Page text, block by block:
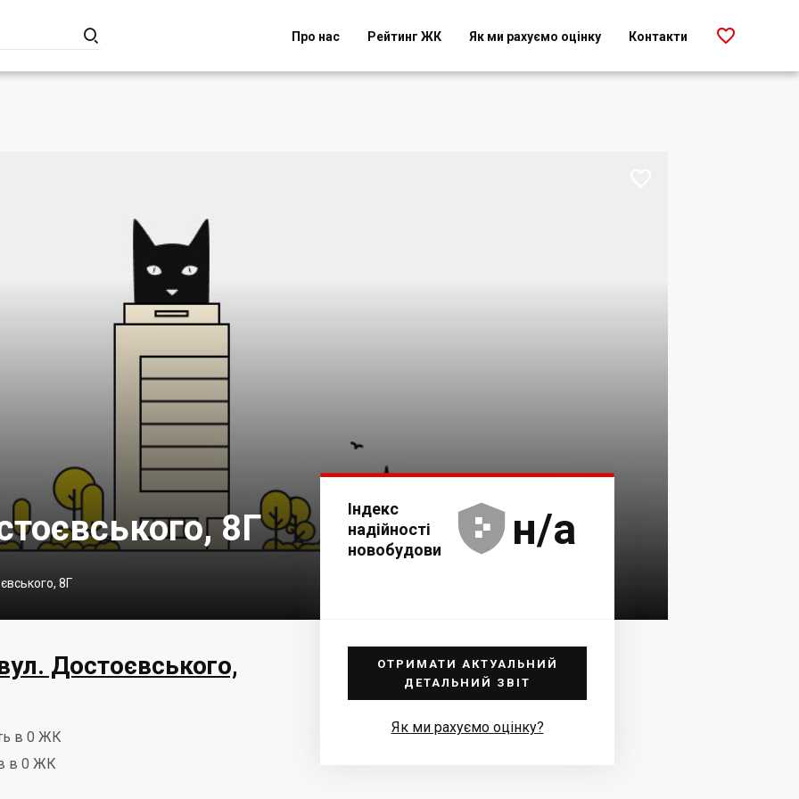
 Про нас Рейтинг ЖК Як ми рахуємо оцінку Контакти 
8Г
8Г
Достоєвського,
в 0 ЖК
в 0 ЖК
Індекс
надійності
новобудови




н/а
ОТРИМАТИ АКТУАЛЬНИЙ
ДЕТАЛЬНИЙ ЗВІТ
Як ми рахуємо оцінку?